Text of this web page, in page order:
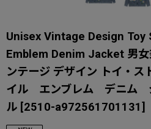
Unisex Vintage Design
Emblem Denim Jacket 男女
ンテージ デザイン トイ・ス
イル エンブレム デニム
ル [2510-a972561701131]